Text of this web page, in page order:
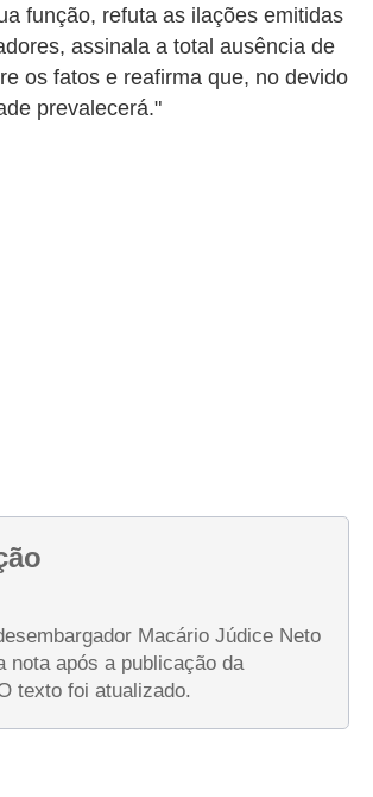
função, refuta as ilações emitidas
assinala a total ausência de
os fatos e reafirma que, no devido
prevalecerá."
Macário Júdice Neto
nota após a publicação da
texto foi atualizado.